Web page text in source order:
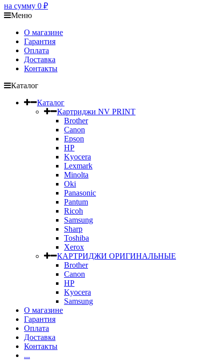
на сумму 0 ₽
Меню
О магазине
Гарантия
Оплата
Доставка
Контакты
Каталог
Каталог
Картриджи NV PRINT
Brother
Canon
Epson
HP
Kyocera
Lexmark
Minolta
Oki
Panasonic
Pantum
Ricoh
Samsung
Sharp
Toshiba
Xerox
КАРТРИДЖИ ОРИГИНАЛЬНЫЕ
Brother
Canon
HP
Kyocera
Samsung
О магазине
Гарантия
Оплата
Доставка
Контакты
...